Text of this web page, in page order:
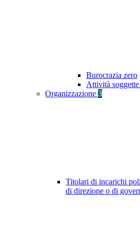
Burocrazia zero
Attività
Organizzazione 3
Titolari di incarichi
di direzione o di